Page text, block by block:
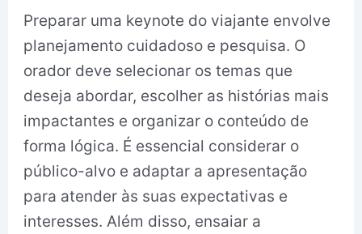
Preparar uma keynote do viajante envolve
planejamento cuidadoso e pesquisa. O
orador deve selecionar os temas que
deseja abordar, escolher as histórias mais
impactantes e organizar o conteúdo de
forma lógica. É essencial considerar o
público-alvo e adaptar a apresentação
para atender às suas expectativas e
interesses. Além disso, ensaiar a